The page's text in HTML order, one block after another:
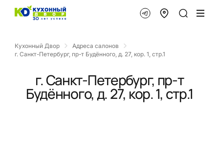
Кухонный Двор
Адреса салонов
г. Санкт-Петербург, пр-т Будённого, д. 27, кор. 1, стр.1
г. Санкт-Петербург, пр-т
Будённого, д. 27, кор. 1, стр.1